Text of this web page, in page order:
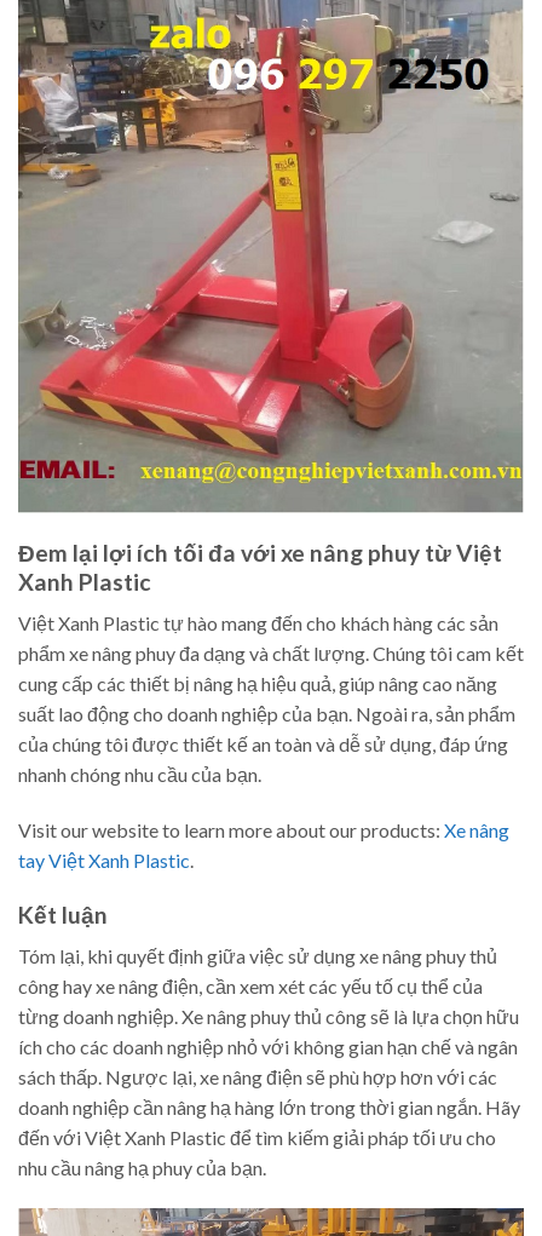
Đem lại lợi ích tối đa với xe nâng phuy từ Việt
Xanh Plastic
Việt Xanh Plastic tự hào mang đến cho khách hàng các sản
phẩm xe nâng phuy đa dạng và chất lượng. Chúng tôi cam kết
cung cấp các thiết bị nâng hạ hiệu quả, giúp nâng cao năng
suất lao động cho doanh nghiệp của bạn. Ngoài ra, sản phẩm
của chúng tôi được thiết kế an toàn và dễ sử dụng, đáp ứng
nhanh chóng nhu cầu của bạn.
Visit our website to learn more about our products: Xe nâng
tay Việt Xanh Plastic.
Kết luận
Tóm lại, khi quyết định giữa việc sử dụng xe nâng phuy thủ
công hay xe nâng điện, cần xem xét các yếu tố cụ thể của
từng doanh nghiệp. Xe nâng phuy thủ công sẽ là lựa chọn hữu
ích cho các doanh nghiệp nhỏ với không gian hạn chế và ngân
sách thấp. Ngược lại, xe nâng điện sẽ phù hợp hơn với các
doanh nghiệp cần nâng hạ hàng lớn trong thời gian ngắn. Hãy
đến với Việt Xanh Plastic để tìm kiếm giải pháp tối ưu cho
nhu cầu nâng hạ phuy của bạn.